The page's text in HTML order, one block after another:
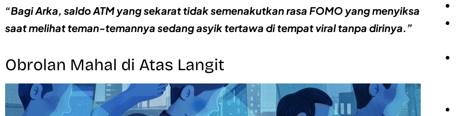
“Bagi Arka, saldo ATM yang sekarat tidak semenakutkan rasa FOMO yang menyiksa
saat melihat teman-temannya sedang asyik tertawa di tempat viral tanpa dirinya.”
Obrolan Mahal di Atas Langit